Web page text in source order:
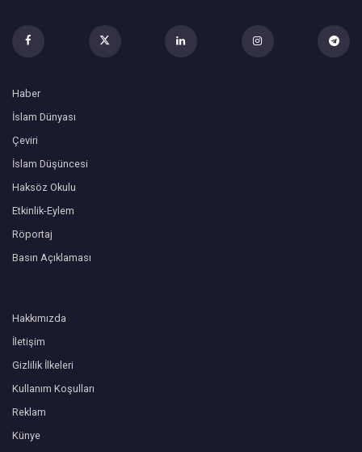
Haber
İslam Dünyası
Çeviri
İslam Düşüncesi
Haksöz Okulu
Etkinlik-Eylem
Röportaj
Basın Açıklaması
Hakkımızda
İletişim
Gizlilik İlkeleri
Kullanım Koşulları
Reklam
Künye